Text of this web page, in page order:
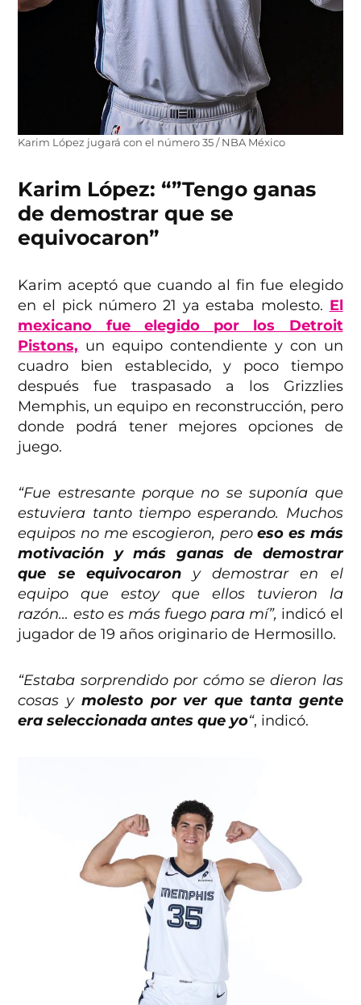
Karim López jugará con el número 35 / NBA México
Karim López: “”Tengo ganas
de demostrar que se
equivocaron”
Karim aceptó que cuando al fin fue elegido
en el pick número 21 ya estaba molesto. El
mexicano fue elegido por los Detroit
Pistons, un equipo contendiente y con un
cuadro bien establecido, y poco tiempo
después fue traspasado a los Grizzlies
Memphis, un equipo en reconstrucción, pero
donde podrá tener mejores opciones de
juego.
“Fue estresante porque no se suponía que
estuviera tanto tiempo esperando. Muchos
equipos no me escogieron, peroeso es más
motivación y más ganas de demostrar
que se equivocarony demostrar en el
equipo que estoy que ellos tuvieron la
razón… esto es más fuego para mí”, indicó el
jugador de 19 años originario de Hermosillo.
“Estaba sorprendido por cómo se dieron las
cosas y molesto por ver que tanta gente
era seleccionada antes que yo“, indicó.